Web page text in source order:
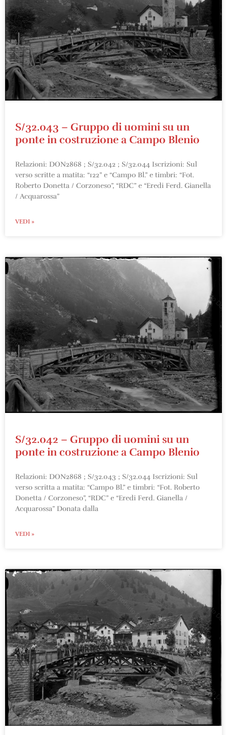
S/32.043 – Gruppo di uomini su un
ponte in costruzione a Campo Blenio
Relazioni: DON2868 ; S/32.042 ; S/32.044 Iscrizioni: Sul
verso scritte a matita: “122” e “Campo Bl.” e timbri: “Fot.
Roberto Donetta / Corzoneso”, “RDC” e “Eredi Ferd. Gianella
/ Acquarossa”
VEDI »
S/32.042 – Gruppo di uomini su un
ponte in costruzione a Campo Blenio
Relazioni: DON2868 ; S/32.043 ; S/32.044 Iscrizioni: Sul
verso scritta a matita: “Campo Bl.” e timbri: “Fot. Roberto
Donetta / Corzoneso”, “RDC” e “Eredi Ferd. Gianella /
Acquarossa” Donata dalla
VEDI »